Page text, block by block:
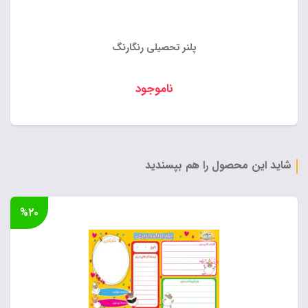
پلنر تحصیلی رنگارنگ
ناموجود
شاید این محصول را هم بپسندید
%۲۰